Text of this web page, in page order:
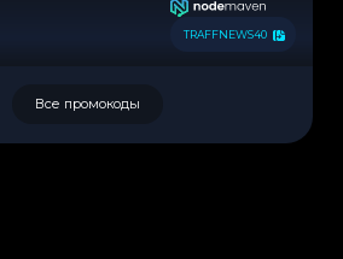
TRAFFNEWS40
Все промокоды